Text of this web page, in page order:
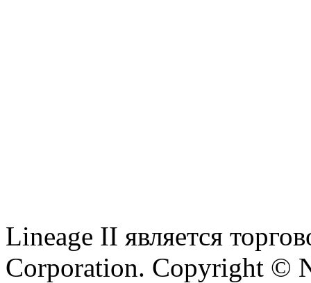
Lineage II является
Corporation. Copyright ©